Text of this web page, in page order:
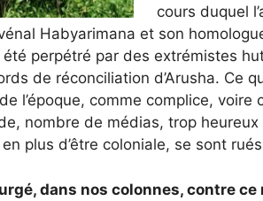
cours duquel
Habyarimana et son
perpétré par des extrémistes
de réconciliation d’Arusha. Ce
l’époque, comme complice, voire
nombre de médias, trop
plus d’être coloniale, se sont
dans nos colonnes, contre